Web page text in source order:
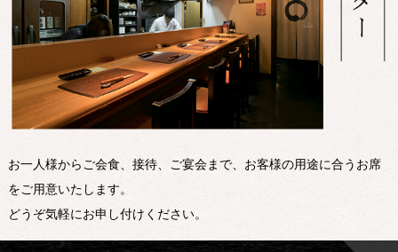
お一人様からご会食、接待、ご宴会まで、お客様の用途に合うお席
をご用意いたします。
どうぞ気軽にお申し付けください。